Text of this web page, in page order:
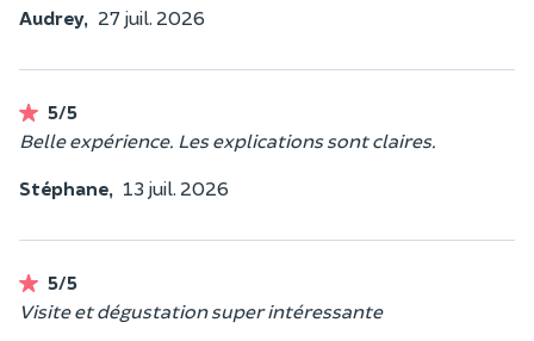
Audrey, 27 juil. 2026
5/5
Belle expérience. Les explications sont claires.
Stéphane, 13 juil. 2026
5/5
Visite et dégustation super intéressante